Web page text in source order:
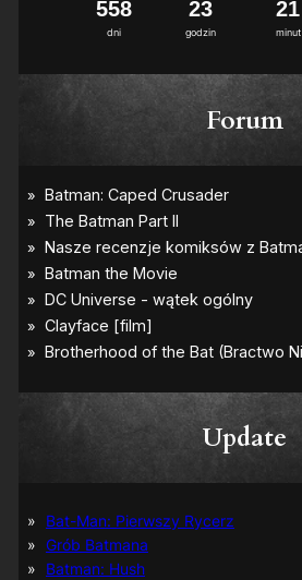
dni
558
godzin
23
minut
21
Forum
Update
Bat-Man: Pierwszy Rycerz
Grób Batmana
Batman: Hush